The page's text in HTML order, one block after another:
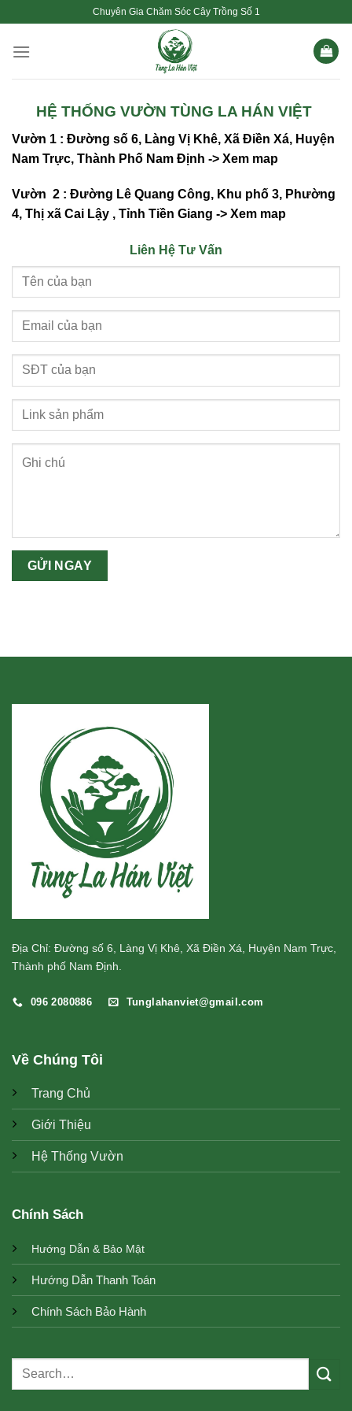
nội
Chuyên Gia Chăm Sóc Cây Trồng Số 1
HỆ THỐNG VƯỜN TÙNG LA HÁN VIỆT
Vườn 1 : Đường số 6, Làng Vị Khê, Xã Điền Xá, Huyện
Nam Trực, Thành Phố Nam Định -> Xem map
Vườn 2 : Đường Lê Quang Công, Khu phố 3, Phường
4, Thị xã Cai Lậy , Tỉnh Tiền Giang -> Xem map
Liên Hệ Tư Vấn
Địa Chỉ: Đường số 6, Làng Vị Khê, Xã Điền Xá, Huyện Nam Trực,
Thành phố Nam Định.
096 2080886 Tunglahanviet@gmail.com
Về Chúng Tôi
Trang Chủ
Giới Thiệu
Hệ Thống Vườn
Chính Sách
Hướng Dẫn & Bảo Mật
Hướng Dẫn Thanh Toán
Chính Sách Bảo Hành
Search